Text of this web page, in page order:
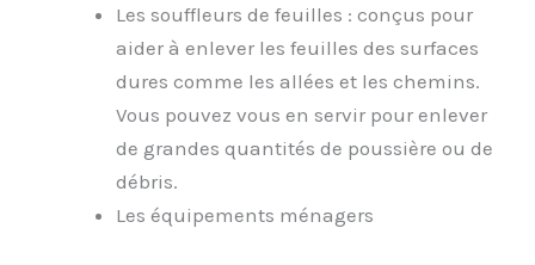
Les souffleurs de feuilles : conçus pour
aider à enlever les feuilles des surfaces
dures comme les allées et les chemins.
Vous pouvez vous en servir pour enlever
de grandes quantités de poussière ou de
débris.
Les équipements ménagers